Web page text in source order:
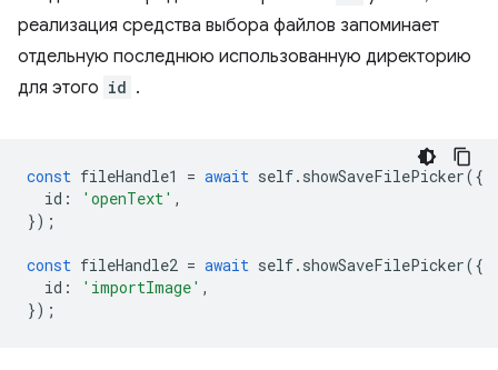
реализация средства выбора файлов запоминает
отдельную последнюю использованную директорию
для этого id .
const fileHandle1 = await self. showSaveFilePicker({
id : 'openText' ,
});
const fileHandle2 = await self. showSaveFilePicker({
id : 'importImage' ,
});